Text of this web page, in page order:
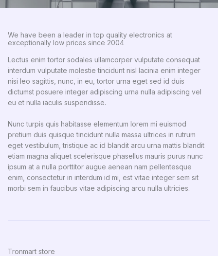
We have been a leader in top quality electronics at
exceptionally low prices since 2004
Lectus enim tortor sodales ullamcorper vulputate consequat
interdum vulputate molestie tincidunt nisl lacinia enim integer
nisi leo sagittis, nunc, in eu, tortor urna eget sed id duis
dictumst posuere integer adipiscing urna nulla adipiscing vel
eu et nulla iaculis suspendisse.
Nunc turpis quis habitasse elementum lorem mi euismod
pretium duis quisque tincidunt nulla massa ultrices in rutrum
eget vestibulum, tristique ac id blandit arcu urna mattis blandit
etiam magna aliquet scelerisque phasellus mauris purus nunc
ipsum at a nulla porttitor augue aenean nam pellentesque
enim, consectetur in interdum id mi, est vitae integer sem sit
morbi sem in faucibus vitae adipiscing arcu nulla ultricies.
Tronmart store